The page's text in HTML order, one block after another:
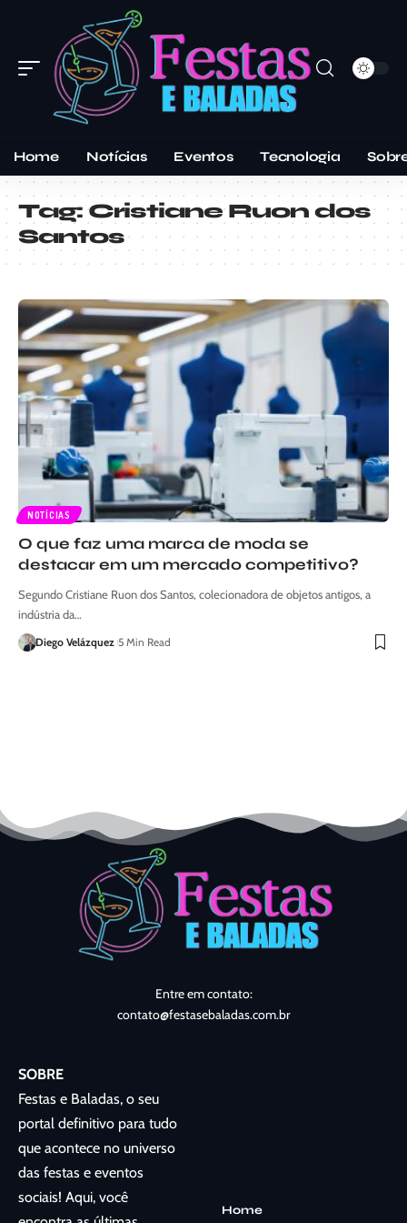
Home Notícias Eventos Tecnologia
Tag:Cristiane Ruon dos
Santos
NOTÍCIAS
O que faz uma marca de moda se
destacar em um mercado competitivo?
Segundo Cristiane Ruon dos Santos, colecionadora de objetos antigos, a
indústria da…
Diego Velázquez 5 Min Read
Entre em contato:
contato@festasebaladas.com.br
SOBRE
Festas e Baladas, o seu
portal definitivo para tudo
que acontece no universo
das festas e eventos
sociais! Aqui, você
Home